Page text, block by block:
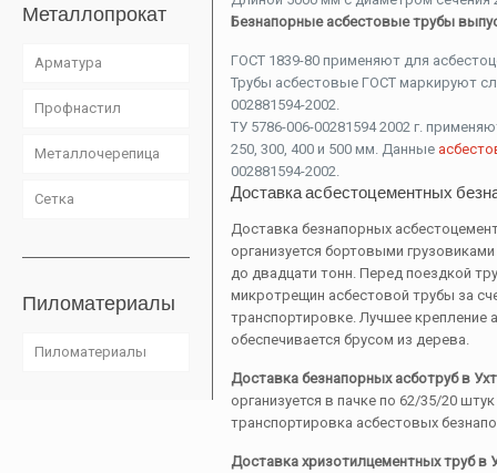
Безнапорные асбестовые трубы
ГОСТ 1839-80 применяют для
Трубы асбестовые ГОСТ маркируют
002881594-2002.
ТУ 5786-006-00281594 2002 г.
250, 300, 400 и 500 мм. Данные
002881594-2002.
Доставка асбестоцементных
Доставка безнапорных
организуется бортовыми
до двадцати тонн. Перед поездкой
микротрещин асбестовой трубы за
транспортировке. Лучшее крепление
обеспечивается брусом из дерева.
Доставка безнапорных асботруб в
организуется в пачке по 62/35/20
транспортировка асбестовых
Доставка хризотилцементных труб в
Металлопрокат
Арматура
Профнастил
Металлочерепица
Сетка
Пиломатериалы
Пиломатериалы